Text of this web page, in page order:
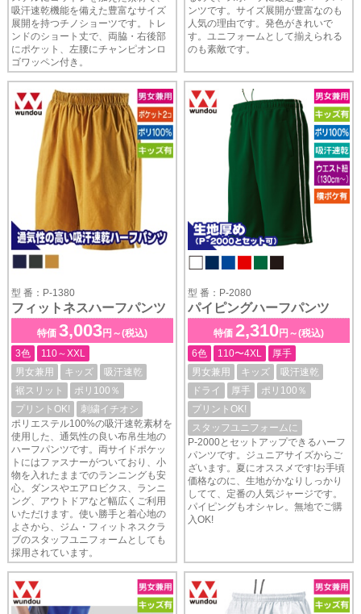
吸汗速乾機能を備えた豊富なサイズ
展開を持つチノショーツです。トレ
ンドのショート丈で、両脇・右後部
にポケット、左腰にチャンピオンロ
ゴワッペン付き。
ンツです。サイズ展開が豊富なのも
人気の理由です。発色がきれいで
す。ユニフォームとして揃えられる
のも素敵です。
型 番：P-1380
フィットネスハーフパンツ
特価 3,003円～(税込)
3色
110～XXL
男女兼用
キッズ
吸汗速乾
裾スリット
ポリ100％
プリントOK!
刺繍イチオシ
ポリエステル100%の吸汗速乾素材を
使用した、通気性の良い布帛生地の
ハーフパンツです。両サイドポケッ
トにはファスナーがついており、小
物を入れたままでのランニングも安
心。ダンスやエアロビクス、ランニ
ング、アウトドアなど幅広くご利用
いただけます。使い勝手と着心地の
よさから、ジム・フィットネスクラ
ブのスタッフユニフォームとしても
採用されています。
型 番：P-2080
パイピングハーフパンツ
特価 2,310円～(税込)
6色
110〜4XL
厚手
男女兼用
キッズ
吸汗速乾
ドライ
厚手
ポリ100％
プリントOK!
スタッフユニフォームに
P-2000とセットアップできるハーフ
パンツです。ジュニアサイズからご
ざいます。夏にオススメです!お手頃
価格なのに、生地がかなりしっかり
してて、定番の人気ジャージです。
パイピングもオシャレ。無地でご購
入OK!